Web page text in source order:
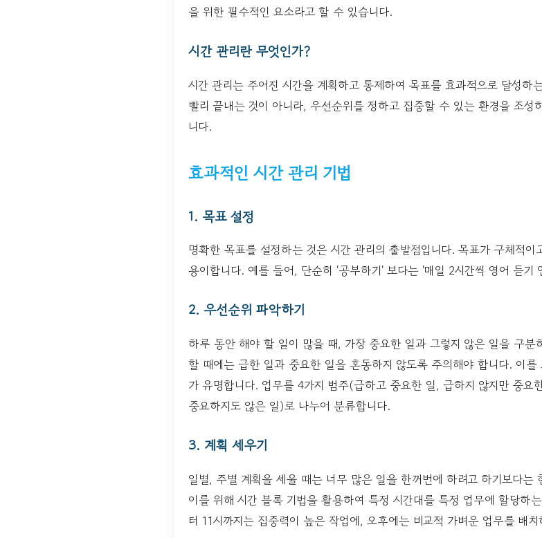
을 위한 필수적인 요소라고 할 수 있습니다.
시간 관리란 무엇인가?
시간 관리는 주어진 시간을 계획하고 통제하여 목표를 효과적으로 달성
빨리 끝내는 것이 아니라, 우선순위를 정하고 집중할 수 있는 환경을 조
니다.
효과적인 시간 관리 기법
1. 목표 설정
명확한 목표를 설정하는 것은 시간 관리의 출발점입니다. 목표가 구체적
용이합니다. 예를 들어, 단순히 '공부하기' 보다는 '매일 2시간씩 영어 듣기
2. 우선순위 파악하기
하루 동안 해야 할 일이 많을 때, 가장 중요한 일과 그렇지 않은 일을 구분
할 때에는 급한 일과 중요한 일을 혼동하지 않도록 주의해야 합니다. 이
가 유명합니다. 업무를 4가지 범주(급하고 중요한 일, 급하지 않지만 중요
중요하지도 않은 일)로 나누어 분류합니다.
3. 계획 세우기
일별, 주별 계획을 세울 때는 너무 많은 일을 한꺼번에 하려고 하기보다는
이를 위해 시간 블록 기법을 활용하여 특정 시간대를 특정 업무에 할당하
터 11시까지는 집중력이 높은 작업에, 오후에는 비교적 가벼운 업무를 배